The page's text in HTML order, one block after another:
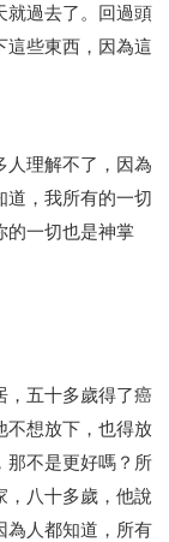
就過去了。回過頭
這些東西，因為這
人理解不了，因為
道，我所有的一切
的一切也是神掌
，五十多歲得了癌
不想放下，也得放
那不是更好嗎？所
，八十多歲，他說
為人都知道，所有